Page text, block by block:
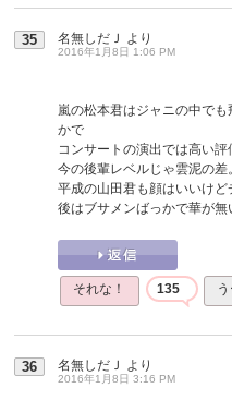
35 名無しだＪ より
2016年1月8日 1:06 PM
嵐の松本君はジャニの中で
かで
コンサートの演出では高い評
今の後輩レベルじゃ雲泥の差。
平成の山田君も顔はいいけど
後はブサメンばっかで華が無
それな！ 135
36 名無しだＪ より
2016年1月8日 3:16 PM